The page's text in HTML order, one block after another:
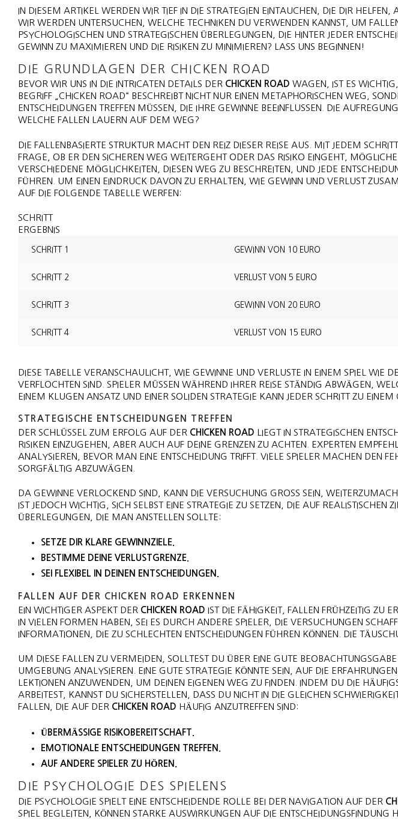
IN DIESEM ARTIKEL WERDEN WIR TIEF IN DIE STRATEGIEN EINTAUCHEN, DIE DIR HELFEN,
WIR WERDEN UNTERSUCHEN, WELCHE TECHNIKEN DU VERWENDEN KANNST, UM
PSYCHOLOGISCHEN UND STRATEGISCHEN ÜBERLEGUNGEN, DIE HINTER JEDER
GEWINN ZU MAXIMIEREN UND DIE RISIKEN ZU MINIMIEREN? LASS UNS BEGINNEN!
DIE GRUNDLAGEN DER CHICKEN ROAD
BEVOR WIR UNS IN DIE INTRICATEN DETAILS DER CHICKEN ROAD WAGEN, IST ES
BEGRIFF „CHICKEN ROAD“ BESCHREIBT NICHT NUR EINEN METAPHORISCHEN WEG,
ENTSCHEIDUNGEN TREFFEN MÜSSEN, DIE IHRE GEWINNE BEEINFLUSSEN. DIE
WELCHE FALLEN LAUERN AUF DEM WEG?
DIE FALLENBASIERTE STRUKTUR MACHT DEN REIZ DIESER REISE AUS. MIT JEDEM
FRAGE, OB ER DEN SICHEREN WEG WEITERGEHT ODER DAS RISIKO EINGEHT,
VERSCHIEDENE MÖGLICHKEITEN, DIESEN WEG ZU BESCHREITEN, UND JEDE
FÜHREN. UM EINEN EINDRUCK DAVON ZU ERHALTEN, WIE GEWINN UND VERLUST
AUF DIE FOLGENDE TABELLE WERFEN:
SCHRITT
ERGEBNIS
SCHRITT 1 GEWINN VON 10 EURO
SCHRITT 2 VERLUST VON 5 EURO
SCHRITT 3 GEWINN VON 20 EURO
SCHRITT 4 VERLUST VON 15 EURO
DIESE TABELLE VERANSCHAULICHT, WIE GEWINNE UND VERLUSTE IN EINEM SPIEL WIE
VERFLOCHTEN SIND. SPIELER MÜSSEN WÄHREND IHRER REISE STÄNDIG ABWÄGEN,
EINEM KLUGEN ANSATZ UND EINER SOLIDEN STRATEGIE KANN JEDER SCHRITT ZU EINEM
STRATEGISCHE ENTSCHEIDUNGEN TREFFEN
DER SCHLÜSSEL ZUM ERFOLG AUF DER CHICKEN ROAD LIEGT IN STRATEGISCHEN
RISIKEN EINZUGEHEN, ABER AUCH AUF DEINE GRENZEN ZU ACHTEN. EXPERTEN
ANALYSIEREN, BEVOR MAN EINE ENTSCHEIDUNG TRIFFT. VIELE SPIELER MACHEN DEN
SORGFÄLTIG ABZUWÄGEN.
DA GEWINNE VERLOCKEND SIND, KANN DIE VERSUCHUNG GROSS SEIN,
ST JEDOCH WICHTIG, SICH SELBST EINE STRATEGIE ZU SETZEN, DIE AUF REALISTISCHEN
BERLEGUNGEN, DIE MAN ANSTELLEN SOLLTE:
SETZE DIR KLARE GEWINNZIELE.
BESTIMME DEINE VERLUSTGRENZE.
SEI FLEXIBEL IN DEINEN ENTSCHEIDUNGEN.
FALLEN AUF DER CHICKEN ROAD ERKENNEN
EIN WICHTIGER ASPEKT DER CHICKEN ROAD IST DIE FÄHIGKEIT, FALLEN FRÜHZEITIG ZU
IN VIELEN FORMEN HABEN, SEI ES DURCH ANDERE SPIELER, DIE VERSUCHUNGEN
INFORMATIONEN, DIE ZU SCHLECHTEN ENTSCHEIDUNGEN FÜHREN KÖNNEN. DIE
UM DIESE FALLEN ZU VERMEIDEN, SOLLTEST DU ÜBER EINE GUTE BEOBACHTUNGSGABE
MGEBUNG ANALYSIEREN. EINE GUTE STRATEGIE KÖNNTE SEIN, AUF DIE ERFAHRUNGEN
EKTIONEN ANZUWENDEN, UM DEINEN EIGENEN WEG ZU FINDEN. INDEM DU DIE
RBEITEST, KANNST DU SICHERSTELLEN, DASS DU NICHT IN DIE GLEICHEN
ALLEN, DIE AUF DER CHICKEN ROAD HÄUFIG ANZUTREFFEN SIND:
ÜBERMÄSSIGE RISIKOBEREITSCHAFT.
EMOTIONALE ENTSCHEIDUNGEN TREFFEN.
AUF ANDERE SPIELER ZU HÖREN.
DIE PSYCHOLOGIE DES SPIELENS
DIE PSYCHOLOGIE SPIELT EINE ENTSCHEIDENDE ROLLE BEI DER NAVIGATION AUF DER
SPIEL BEGLEITEN, KÖNNEN STARKE AUSWIRKUNGEN AUF DIE ENTSCHEIDUNGSFINDUNG